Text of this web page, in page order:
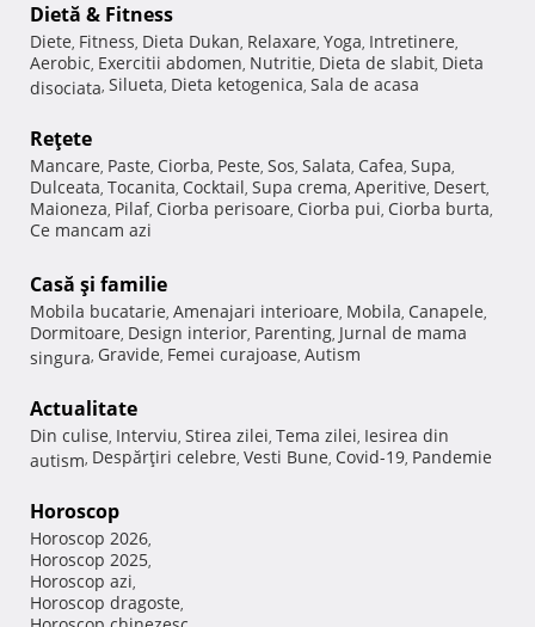
Dietă & Fitness
Diete, Fitness, Dieta Dukan, Relaxare, Yoga, Intretinere,
Aerobic, Exercitii abdomen, Nutritie, Dieta de slabit, Dieta
disociata, Silueta, Dieta ketogenica, Sala de acasa
Reţete
Mancare, Paste, Ciorba, Peste, Sos, Salata, Cafea, Supa,
Dulceata, Tocanita, Cocktail, Supa crema, Aperitive, Desert,
Maioneza, Pilaf, Ciorba perisoare, Ciorba pui, Ciorba burta,
Ce mancam azi
Casă şi familie
Mobila bucatarie, Amenajari interioare, Mobila, Canapele,
Dormitoare, Design interior, Parenting, Jurnal de mama
singura, Gravide, Femei curajoase, Autism
Actualitate
Din culise, Interviu, Stirea zilei, Tema zilei, Iesirea din
autism, Despărţiri celebre, Vesti Bune, Covid-19, Pandemie
Horoscop
Horoscop 2026,
Horoscop 2025,
Horoscop azi,
Horoscop dragoste,